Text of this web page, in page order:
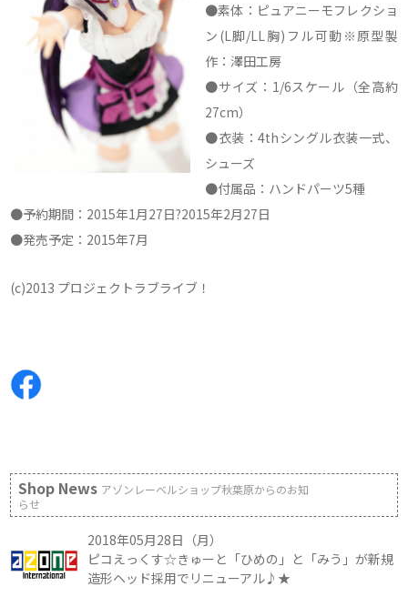
●素体：ピュアニーモフレクショ
ン(L脚/LL胸)フル可動※原型製
作：澤田工房
●サイズ：1/6スケール（全高約
27cm）
●衣装：4thシングル衣装一式、
シューズ
●付属品：ハンドパーツ5種
●予約期間：2015年1月27日?2015年2月27日
●発売予定：2015年7月
(c)2013 プロジェクトラブライブ！
Shop News アゾンレーベルショップ秋葉原からのお知
らせ
2018年05月28日（月）
ピコえっくす☆きゅーと「ひめの」と「みう」が新規
造形ヘッド採用でリニューアル♪★